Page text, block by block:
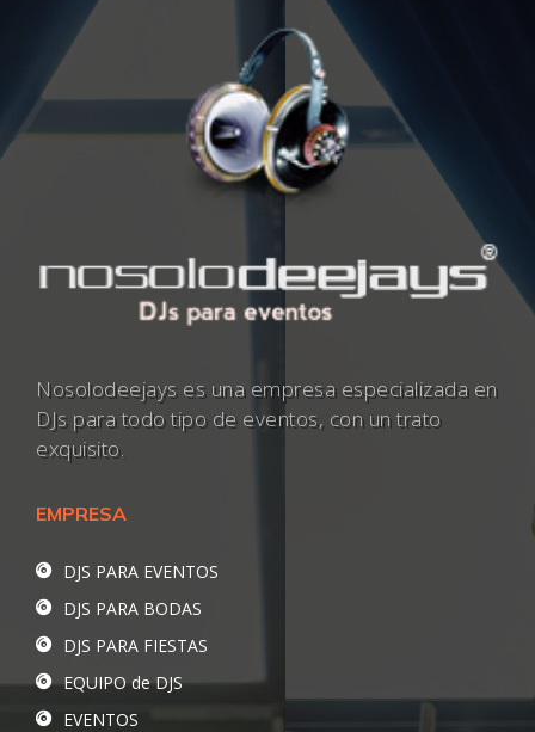
Nosolodeejays es una empresa especializada en
DJs para todo tipo de eventos, con un trato
exquisito.
EMPRESA
DJS PARA EVENTOS
DJS PARA BODAS
DJS PARA FIESTAS
EQUIPO de DJS
EVENTOS